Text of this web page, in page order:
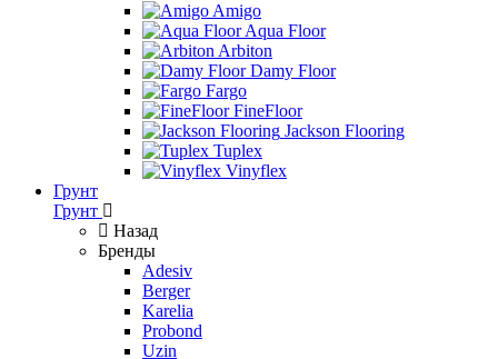
Amigo
Aqua Floor
Arbiton
Damy Floor
Fargo
FineFloor
Jackson Flooring
Tuplex
Vinyflex
Грунт
Грунт
Назад
Бренды
Adesiv
Berger
Karelia
Probond
Uzin